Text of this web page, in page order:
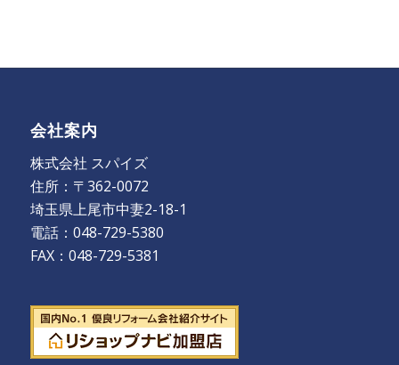
会社案内
株式会社 スパイズ
住所：〒362-0072
埼玉県上尾市中妻2-18-1
電話：048-729-5380
FAX：048-729-5381